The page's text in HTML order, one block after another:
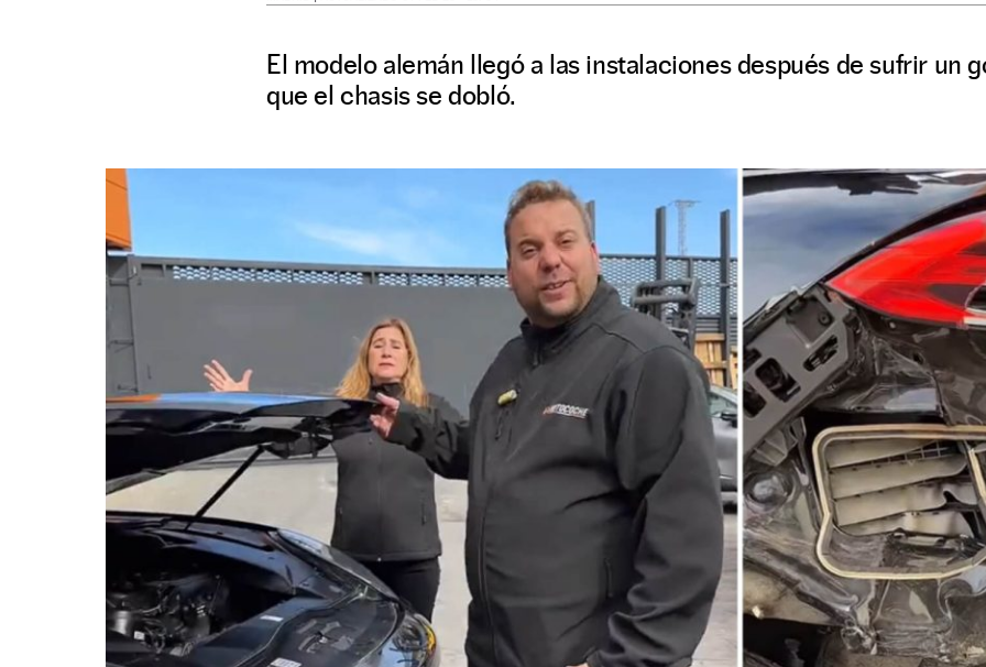
El modelo alemán llegó a las instalaciones después de sufrir un
que el chasis se dobló.